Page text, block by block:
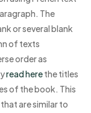
The
or several blank
of texts
order as
read herethe titles
of the book. This
are similar to